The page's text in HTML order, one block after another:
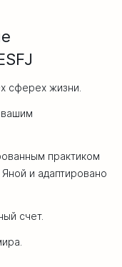
сферех жизни.
практиком
и адаптировано
счет.